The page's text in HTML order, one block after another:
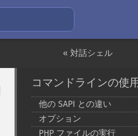
« 対話シェル
コマンドラインの使
他の SAPI との違い
オプション
PHP ファイルの実行